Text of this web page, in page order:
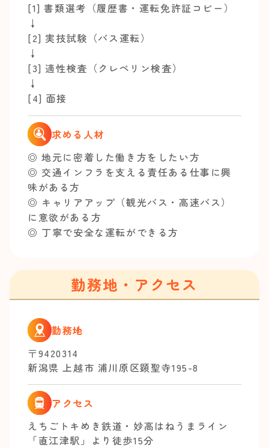
[1] 書類選考（履歴書・運転免許証コピー）
↓
[2] 実技試験（バス運転）
↓
[3] 適性検査（クレペリン検査）
↓
[4] 面接
求める人材
◎ 地元に密着した働き方をしたい方
◎ 交通インフラを支える責任ある仕事に興
味がある方
◎ キャリアアップ（観光バス・高速バス）
に意欲がある方
◎ 丁寧で安全な運転ができる方
勤務地・アクセス
勤務地
〒9420314
新潟県 上越市 浦川原区顕聖寺195-8
アクセス
えちごトキめき鉄道・妙高はねうまライン
「直江津駅」より徒歩15分